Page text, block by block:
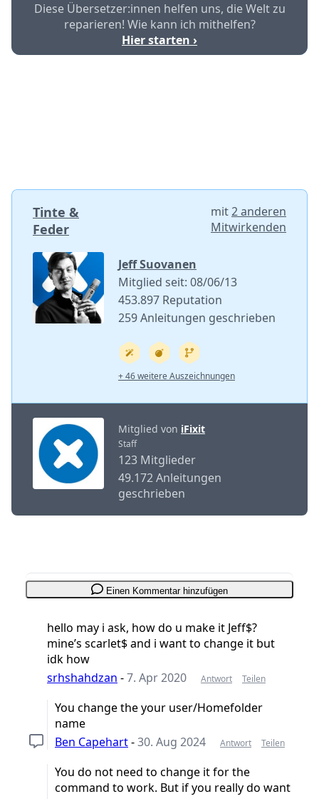
Diese Übersetzer:innen helfen uns, die Welt zu
reparieren! Wie kann ich mithelfen?
Hier starten ›
Tinte &
Feder
mit2 anderen
Mitwirkenden
Jeff Suovanen
Mitglied seit: 08/06/13
453.897 Reputation
259 Anleitungen geschrieben
+ 46 weitere Auszeichnungen
Mitglied von iFixit
Staff
123 Mitglieder
49.172 Anleitungen
geschrieben
Einen Kommentar hinzufügen
hello may i ask, how do u make it Jeff$?
mine’s scarlet$ and i want to change it but
idk how
srhshahdzan -7. Apr 2020 Antwort Teilen
You change the your user/Homefolder
name
Ben Capehart-30. Aug 2024 Antwort Teilen
You do not need to change it for the
command to work. But if you really do want